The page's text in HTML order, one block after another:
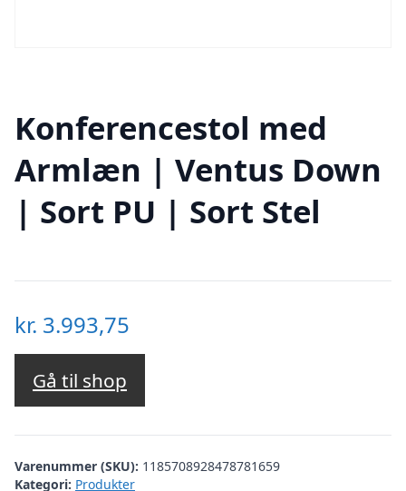
Konferencestol med
Armlæn | Ventus Down
| Sort PU | Sort Stel
kr. 3.993,75
Gå til shop
Varenummer (SKU): 1185708928478781659
Kategori: Produkter